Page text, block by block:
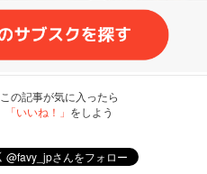
この記事が気に入ったら
「いいね！」 をしよう